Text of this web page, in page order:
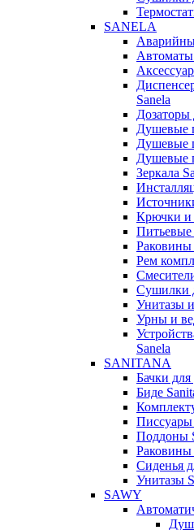
SANELA
Автоматы
Sanela
Дозаторы
Душевые
Душевые
Душевые
Зеркала
Крючки и
Питьевые
Раковины
Рем
Сушилки
Унитазы
Урны и
Sanela
SANITANA
Бачки для
Биде
Писсуары
Поддоны
Раковины
Сиденья
Унитазы
SAWY